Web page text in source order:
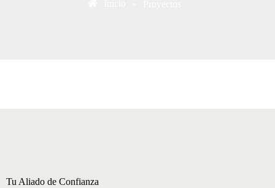
Tu Aliado de Confianza